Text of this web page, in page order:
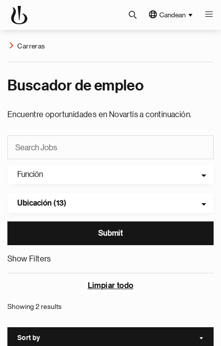
Candean
Carreras
Buscador de empleo
Encuentre oportunidades en Novartis a continuación.
Función
Ubicación (13)
Show Filters
Limpiar todo
Showing 2 results
Sort by Sort